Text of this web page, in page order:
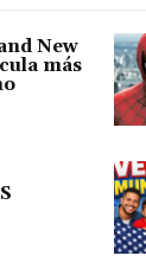
New
más